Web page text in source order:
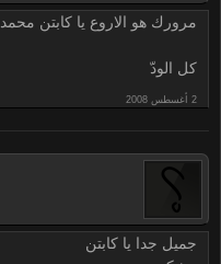
مرورك هو الاروع يا كابتن محمد
كل الودّ
جميل جدا يا كابتن